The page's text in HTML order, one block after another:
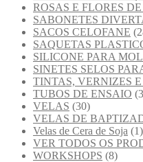
ROSAS E FLORES
SABONETES
SACOS CELOFANE
SAQUETAS
SILICONE PARA
SINETES SELOS
TINTAS, VERNIZES
TUBOS DE ENSAIO
VELAS (30)
VELAS DE
Velas de Cera de Soja (1)
VER TODOS OS
WORKSHOPS (8)